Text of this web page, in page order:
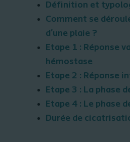
Définition et
Comment se
d'une plaie ?
Etape 1 : Réponse
hémostase
Etape 2 : Réponse
Etape 3 : La phase
Etape 4 : Le phase
Durée de